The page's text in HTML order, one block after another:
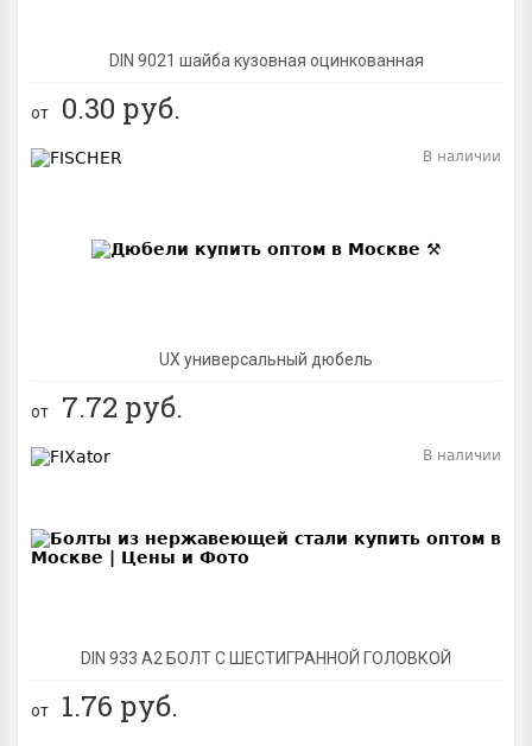
DIN 9021 шайба кузовная оцинкованная
от 0.30 руб.
UX универсальный дюбель
В наличии
от 7.72 руб.
DIN 933 А2 БОЛТ С ШЕСТИГРАННОЙ ГОЛОВКОЙ
В наличии
от 1.76 руб.